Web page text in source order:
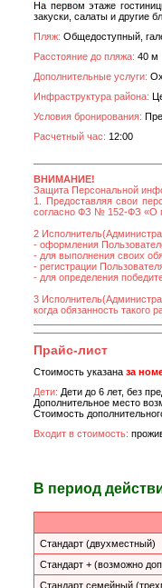
На первом этаже
закуски, салаты и другие
Пляж: Общедоступный,
Расстояние до пляжа: 40 м
Дополнительные услуги:
Инфраструктура района:
Условия бронирования:
Расчетный час: 12:00
ВНИМАНИЕ!
Защита Персональной
1. Предоставляя свои
согласно ФЗ № 152-ФЗ «О
2
- оформления
- для выполнения своих
- регистрации
- для определения
3
когда обязанность такого
Прайс-лист
Стоимость указана за
Дети: Дети до 6 лет, без
Дополнительное место
Стоимость
Входит в стоимость:
В период
Стандарт (двухместный)
Стандарт + (возможно
Стандарт семейный